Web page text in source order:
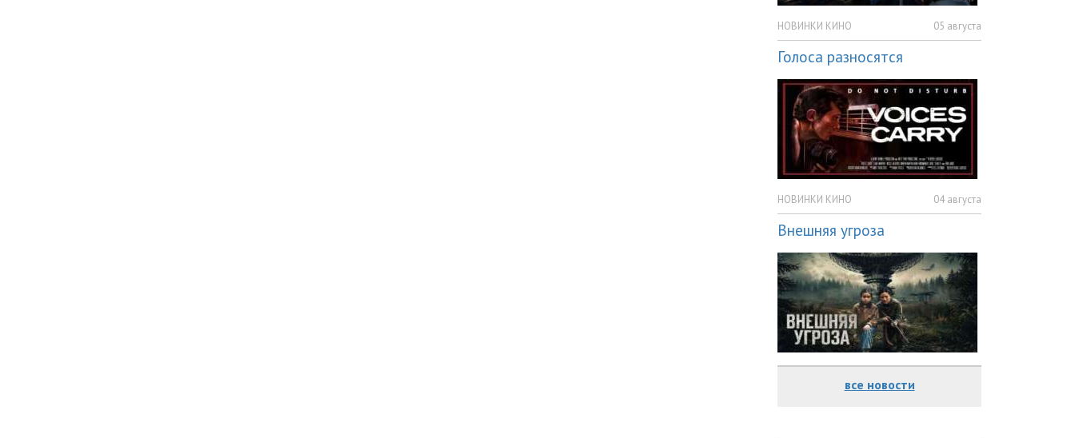
НОВИНКИ КИНО 05 августа
Голоса разносятся
НОВИНКИ КИНО 04 августа
Внешняя угроза
все новости